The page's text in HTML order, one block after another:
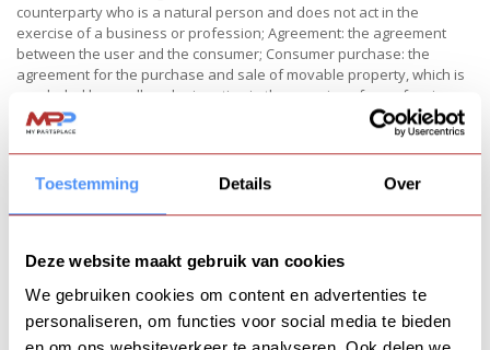
Toestemming Details Over
Deze website maakt gebruik van cookies
We gebruiken cookies om content en advertenties te
personaliseren, om functies voor social media te bieden
counterparty who is a natural person and does not act in the
exercise of a business or profession; Agreement: the agreement
between the user and the consumer; Consumer purchase: the
agreement for the purchase and sale of movable property, which is
concluded by a seller who is acting in the exercise of a profession or
business, and a consumer, a natural person, who is not acting in the
exercise of a profession or business .
Article 2 GENERAL
1. These terms and conditions apply to every offer, quotation and
agreement between the user and a consumer to which the user has
parties have not expressly deviated from these terms and
2. The present terms and conditions also apply to agreements with
the user, for the implementation of which third parties must be
involved.